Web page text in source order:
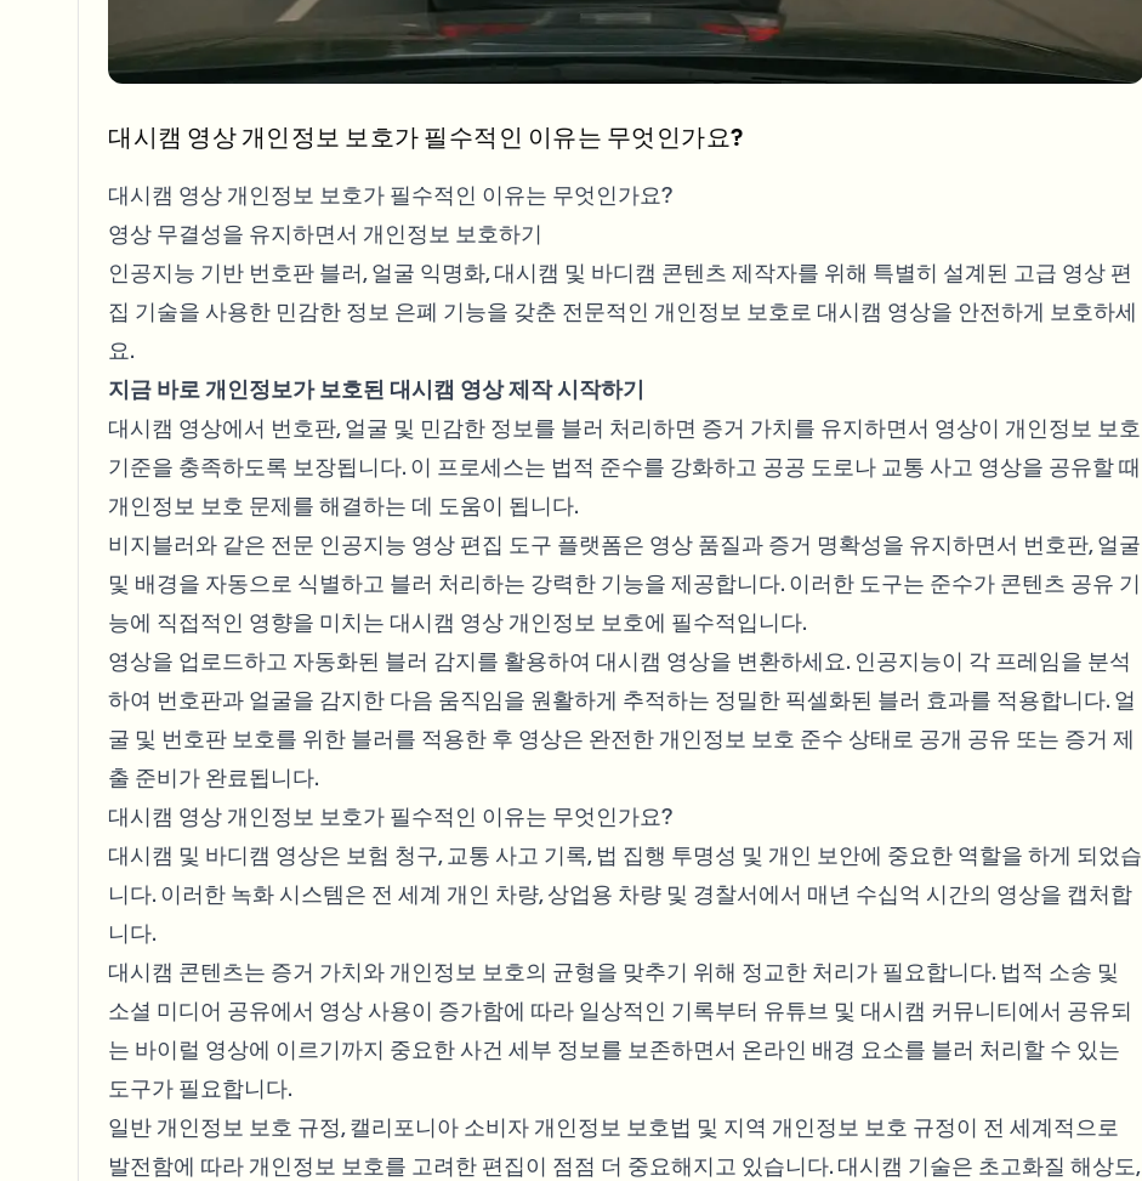
Vlogger Moto Vlogger
Queue many videos and blur in one run—for teams.
대시캠 영상 개인정보 보호가 필수적인 이유는 무엇인가요?
대시캠 영상 개인정보 보호가 필수적인 이유는 무엇인가요?
영상 무결성을 유지하면서 개인정보 보호하기
인공지능 기반 번호판 블러, 얼굴 익명화, 대시캠 및 바디캠 콘텐츠 제작자를 위해 특별히 설계된 고급 영상 편
집 기술을 사용한 민감한 정보 은폐 기능을 갖춘 전문적인 개인정보 보호로 대시캠 영상을 안전하게 보호하세
요.
지금 바로 개인정보가 보호된 대시캠 영상 제작 시작하기
대시캠 영상에서 번호판, 얼굴 및 민감한 정보를 블러 처리하면 증거 가치를 유지하면서 영상이 개인정보 보호
기준을 충족하도록 보장됩니다. 이 프로세스는 법적 준수를 강화하고 공공 도로나 교통 사고 영상을 공유할 때
개인정보 보호 문제를 해결하는 데 도움이 됩니다.
비지블러와 같은 전문 인공지능 영상 편집 도구 플랫폼은 영상 품질과 증거 명확성을 유지하면서 번호판, 얼굴
및 배경을 자동으로 식별하고 블러 처리하는 강력한 기능을 제공합니다. 이러한 도구는 준수가 콘텐츠 공유 기
능에 직접적인 영향을 미치는 대시캠 영상 개인정보 보호에 필수적입니다.
영상을 업로드하고 자동화된 블러 감지를 활용하여 대시캠 영상을 변환하세요. 인공지능이 각 프레임을 분석
하여 번호판과 얼굴을 감지한 다음 움직임을 원활하게 추적하는 정밀한 픽셀화된 블러 효과를 적용합니다. 얼
굴 및 번호판 보호를 위한 블러를 적용한 후 영상은 완전한 개인정보 보호 준수 상태로 공개 공유 또는 증거 제
출 준비가 완료됩니다.
대시캠 영상 개인정보 보호가 필수적인 이유는 무엇인가요?
대시캠 및 바디캠 영상은 보험 청구, 교통 사고 기록, 법 집행 투명성 및 개인 보안에 중요한 역할을 하게 되었습
니다. 이러한 녹화 시스템은 전 세계 개인 차량, 상업용 차량 및 경찰서에서 매년 수십억 시간의 영상을 캡처합
니다.
대시캠 콘텐츠는 증거 가치와 개인정보 보호의 균형을 맞추기 위해 정교한 처리가 필요합니다. 법적 소송 및
소셜 미디어 공유에서 영상 사용이 증가함에 따라 일상적인 기록부터 유튜브 및 대시캠 커뮤니티에서 공유되
는 바이럴 영상에 이르기까지 중요한 사건 세부 정보를 보존하면서 온라인 배경 요소를 블러 처리할 수 있는
도구가 필요합니다.
일반 개인정보 보호 규정, 캘리포니아 소비자 개인정보 보호법 및 지역 개인정보 보호 규정이 전 세계적으로
발전함에 따라 개인정보 보호를 고려한 편집이 점점 더 중요해지고 있습니다. 대시캠 기술은 초고화질 해상도,